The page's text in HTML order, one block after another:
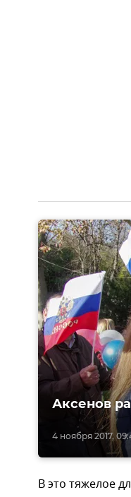
4 ноября 2017,
Аксенов
В это тяжелое